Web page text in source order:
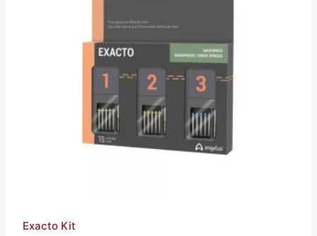
Exacto Kit